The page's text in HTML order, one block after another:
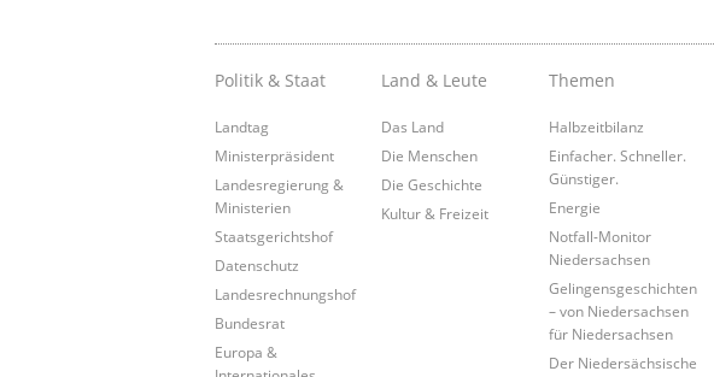
Politik & Staat
Landtag
Ministerpräsident
Landesregierung &
Ministerien
Staatsgerichtshof
Datenschutz
Landesrechnungshof
Bundesrat
Europa &
Land & Leute
Das Land
Die Menschen
Die Geschichte
Kultur & Freizeit
Themen
Halbzeitbilanz
Einfacher. Schneller.
Günstiger.
Energie
Notfall-Monitor
Niedersachsen
Gelingensgeschichten
– von Niedersachsen
für Niedersachsen
Der Niedersächsische